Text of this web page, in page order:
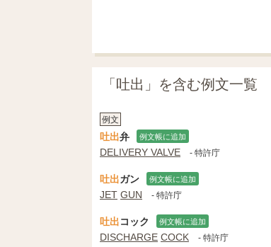
「吐出」を含む例文一覧
例文
吐出弁 例文帳に追加
DELIVERY VALVE - 特許庁
吐出ガン 例文帳に追加
JET GUN - 特許庁
吐出コック 例文帳に追加
DISCHARGE COCK - 特許庁